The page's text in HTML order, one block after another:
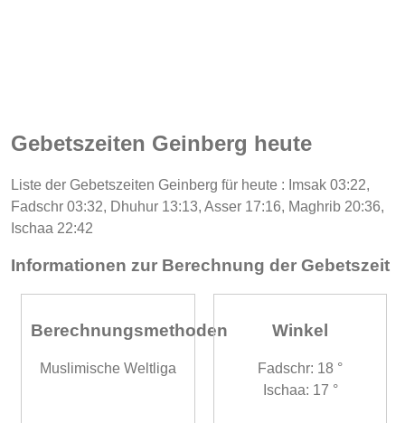
Gebetszeiten Geinberg heute
Liste der Gebetszeiten Geinberg für heute : Imsak 03:22,
Fadschr 03:32, Dhuhur 13:13, Asser 17:16, Maghrib 20:36,
Ischaa 22:42
Informationen zur Berechnung der Gebetszeit
Berechnungsmethoden
Muslimische Weltliga
Winkel
Fadschr: 18 °
Ischaa: 17 °